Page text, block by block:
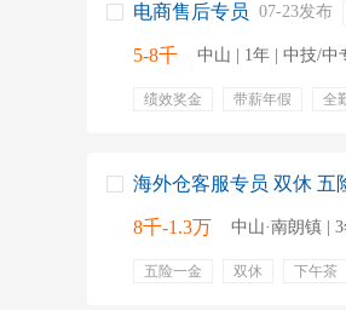
电商售后专员 07-23发布
5-8千 中山 | 1年 | 中技/中
绩效奖金 带薪年假 全
海外仓客服专员 双休 五
8千-1.3万 中山·南朗镇 |
五险一金 双休 下午茶